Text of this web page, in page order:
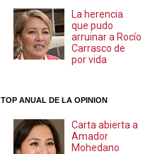
La herencia
que pudo
arruinar a Rocío
Carrasco de
por vida
TOP ANUAL DE LA OPINION
Carta abierta a
Amador
Mohedano